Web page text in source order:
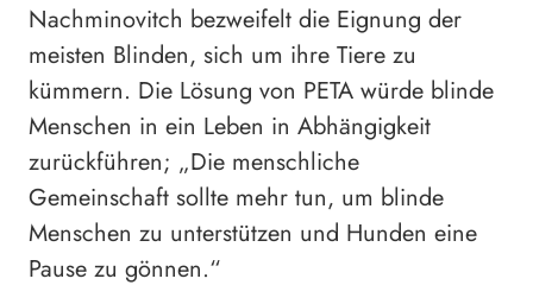
Nachminovitch bezweifelt die Eignung der
meisten Blinden, sich um ihre Tiere zu
kümmern. Die Lösung von PETA würde blinde
Menschen in ein Leben in Abhängigkeit
zurückführen; „Die menschliche
Gemeinschaft sollte mehr tun, um blinde
Menschen zu unterstützen und Hunden eine
Pause zu gönnen.“